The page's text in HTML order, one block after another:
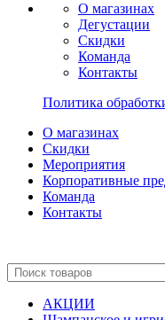
О магазинах
Дегустации
Скидки
Команда
Контакты
Политика
О магазинах
Скидки
Мероприятия
Корпоративные
Команда
Контакты
АКЦИИ